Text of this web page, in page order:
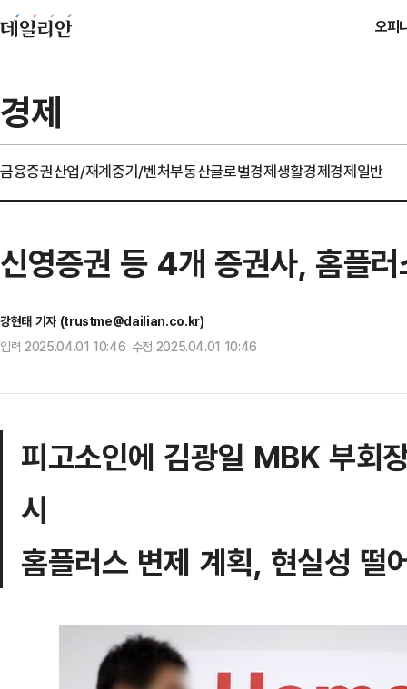
오피
경제
금융증권산업/재계중기/벤처부동산글로벌경제생활경제경제일반
신영증권 등 4개 증권사, 홈플
강현태 기자 (trustme@dailian.co.kr)
입력 2025.04.01 10:46 수정 2025.04.01 10:46
피고소인에 김광일 MBK 부회
시
홈플러스 변제 계획, 현실성 떨